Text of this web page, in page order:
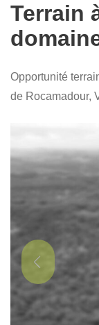
Terrain
Opportunité
de Rocamadour,